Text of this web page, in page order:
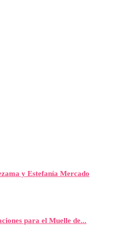
y Estefanía Mercado
para el Muelle de...